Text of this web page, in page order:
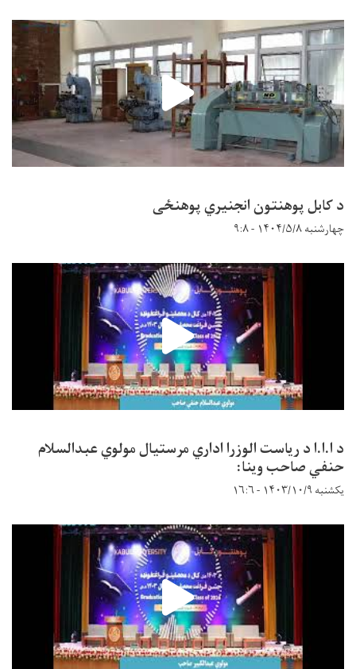
د کابل پوهنتون انجنیري پوهنځی
چهارشنبه ۱۴۰۴/۵/۸ - ۹:۸
د ا.ا.ا د ریاست الوزرا اداري مرستیال مولوي عبدالسلام
حنفي صاحب وینا:
یکشنبه ۱۴۰۳/۱۰/۹ - ۱۶:۶